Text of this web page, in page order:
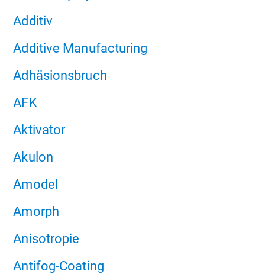
Additiv
Additive Manufacturing
Adhäsionsbruch
AFK
Aktivator
Akulon
Amodel
Amorph
Anisotropie
Antifog-Coating